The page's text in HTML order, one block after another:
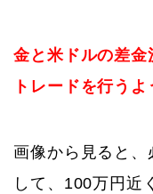
金と米ドルの差
トレードを行うよ
画像から見ると
して、100万円近